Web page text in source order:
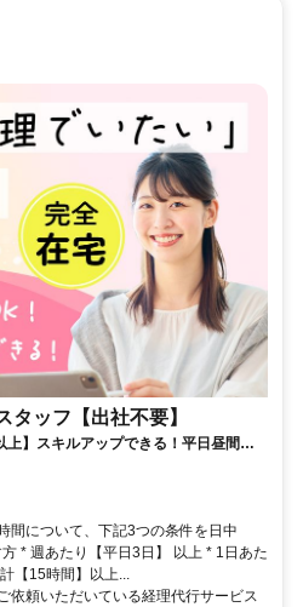
タッフ【出社不要】
上】スキルアップできる！平日昼間３h
も大歓迎♪
間について、下記3つの条件を日中
* 週あたり【平日3日】 以上 * 1日あた
【15時間】以上...
依頼いただいている経理代行サービス